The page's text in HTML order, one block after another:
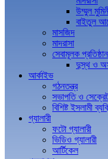
উম্মুল
বাইতুল
মাসজিদ
মাদরাসা
সেবামূলক প্রতিষ্ঠান
দুস্থ ও
আর্কাইভ
গঠনতন্ত্র
সভাপতি ও
বিশিষ্ট ইসলামী
গ্যালারী
ফটো গ্যালারী
ভিডিও গ্যালারী
আর্টিকেল